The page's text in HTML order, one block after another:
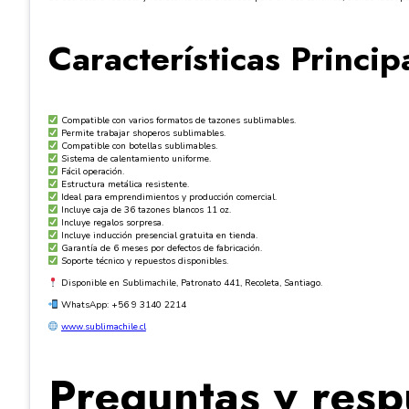
Características
Compatible con varios formatos de tazones sublimables.
Permite trabajar shoperos sublimables.
Compatible con botellas sublimables.
Sistema de calentamiento uniforme.
Fácil operación.
Estructura metálica resistente.
Ideal para emprendimientos y producción comercial.
Incluye caja de 36 tazones blancos 11 oz.
Incluye regalos sorpresa.
Incluye inducción presencial gratuita en tienda.
Garantía de 6 meses por defectos de fabricación.
Soporte técnico y repuestos disponibles.
Disponible en Sublimachile, Patronato 441, Recoleta, Santiago.
WhatsApp: +56 9 3140 2214
www.sublimachile.cl